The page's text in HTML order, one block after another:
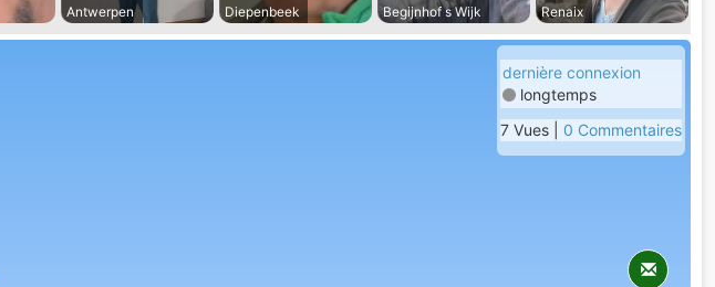
Antwerpen
Diepenbeek
Begijnhof s Wijk
Renaix
dernière connexion
longtemps
7 Vues | 0 Commentaires